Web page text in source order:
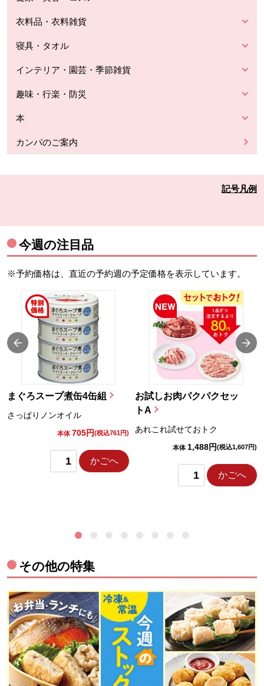
衣料品・衣料雑貨
寝具・タオル
インテリア・園芸・季節雑貨
趣味・行楽・防災
本
カンパのご案内
記号凡例
今週の注目品
※予約価格は、直近の予約週の予定価格を表示しています。
まぐろスープ煮缶4缶組
さっぱりノンオイル
本体 705円(税込761円)
かごへ
お試しお肉パクパクセッ
トA
あれこれ試せておトク
本体 1,488円(税込1,607円)
かごへ
その他の特集